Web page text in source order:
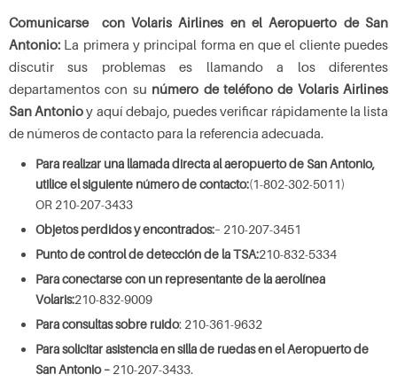
Comunicarse con Volaris Airlines en el Aeropuerto de San
Antonio: La primera y principal forma en que el cliente puedes
discutir sus problemas es llamando a los diferentes
departamentos con su número de teléfono de Volaris Airlines
San Antonioy aquí debajo, puedes verificar rápidamente la lista
de números de contacto para la referencia adecuada.
Para realizar una llamada directa al aeropuerto de San Antonio,
utilice el siguiente número de contacto:(1-802-302-5011)
OR 210-207-3433
Objetos perdidos y encontrados:– 210-207-3451
Punto de control de detección de la TSA:210-832-5334
Para conectarse con un representante de la aerolínea
Volaris:210-832-9009
Para consultas sobre ruido: 210-361-9632
Para solicitar asistencia en silla de ruedas en el Aeropuerto de
San Antonio – 210-207-3433.